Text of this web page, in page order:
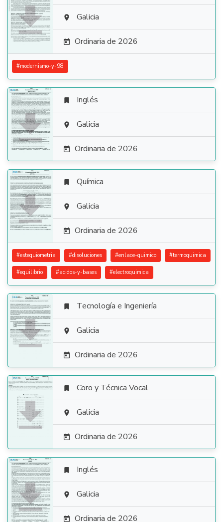
  Galicia
 Ordinaria de 2026
#modernismo-y-98

 Inglés
 Galicia
 Ordinaria de 2026

 Química
 Galicia
 Ordinaria de 2026
#estequiometria #disoluciones #enlace-quimico #termoquimica
#equilibrio #acidos-y-bases #electroquimica

 Tecnología e Ingeniería
 Galicia
 Ordinaria de 2026

 Coro y Técnica Vocal
 Galicia
 Ordinaria de 2026

 Inglés
 Galicia
 Ordinaria de 2026